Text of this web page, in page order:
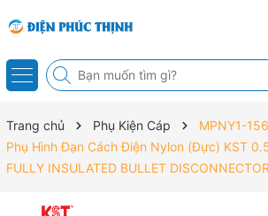
Trang chủ Phụ Kiện Cáp
MPNY1-
Phụ Hình Đạn Cách Điện Nylon (Đực) KST
FULLY INSULATED BULLET